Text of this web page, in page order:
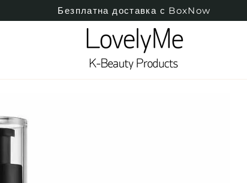
Безплатна доставка с BoxNow